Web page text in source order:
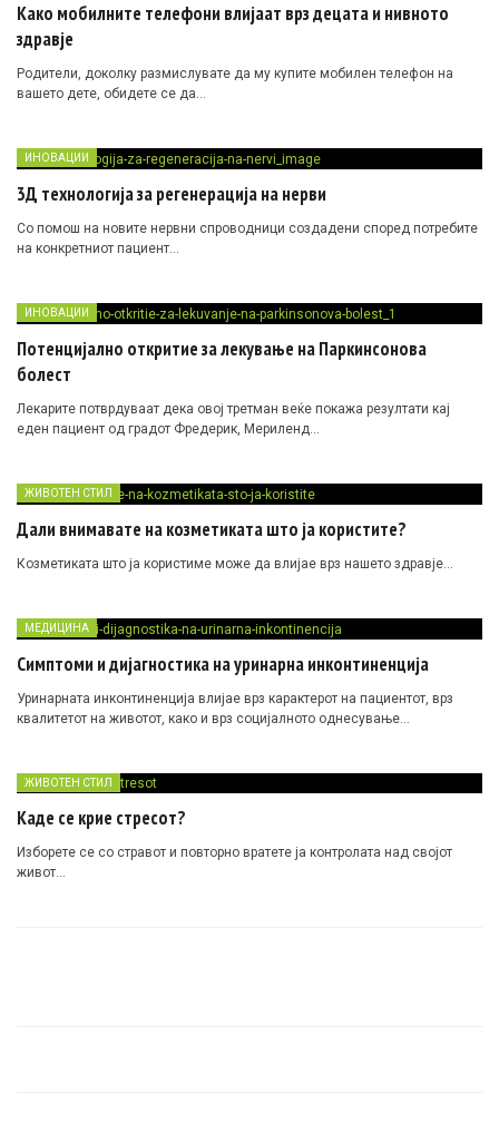
Како мобилните телефони влијаат врз децата и нивното
здравје
Родители, доколку размислувате да му купите мобилен телефон на
вашето дете, обидете се да…
ИНОВАЦИИ
3Д технологија за регенерација на нерви
Со помош на новите нервни спроводници создадени според потребите
на конкретниот пациент…
ИНОВАЦИИ
Потенцијално откритие за лекување на Паркинсонова
болест
Лекарите потврдуваат дека овој третман веќе покажа резултати кај
еден пациент од градот Фредерик, Мериленд…
ЖИВОТЕН СТИЛ
Дали внимавате на козметиката што ја користите?
Козметиката што ја користиме може да влијае врз нашето здравје…
МЕДИЦИНА
Симптоми и дијагностика на уринарна инконтиненција
Уринарната инконтиненција влијае врз карактерот на пациентот, врз
квалитетот на животот, како и врз социјалното однесување…
ЖИВОТЕН СТИЛ
Каде се крие стресот?
Изборете се со стравот и повторно вратете ја контролата над својот
живот…